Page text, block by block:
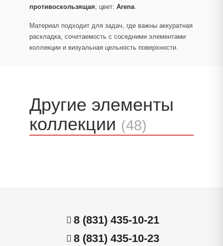
противоскользящая; цвет: Arena.
Материал подходит для задач, где важны аккуратная
раскладка, сочетаемость с соседними элементами
коллекции и визуальная цельность поверхности.
Другие элементы
коллекции (48)
8 (831) 435-10-21
8 (831) 435-10-23